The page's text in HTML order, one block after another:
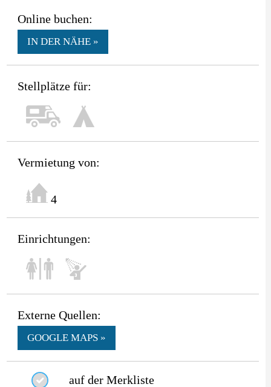
Online buchen:
IN DER NÄHE »
Stellplätze für:
Vermietung von:
4
Einrichtungen:
Externe Quellen:
GOOGLE MAPS »
auf der Merkliste